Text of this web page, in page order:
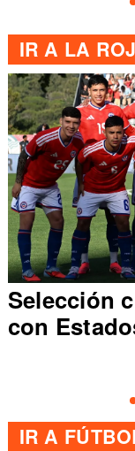
IR A LA
Selección
con
IR A